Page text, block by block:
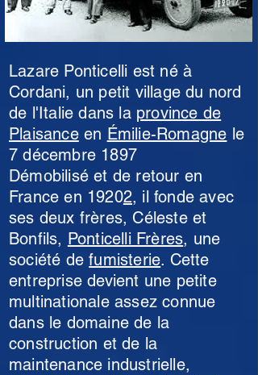
Lazare Ponticelli est né à
Cordani, un petit village du nord
de l'Italie dans la province de
Plaisanceen Émilie-Romagne le
7 décembre 1897
Démobilisé et de retour en
France en 19202, il fonde avec
ses deux frères, Céleste et
Bonfils, Ponticelli Frères, une
société defumisterie. Cette
entreprise devient une petite
multinationale assez connue
dans le domaine de la
construction et de la
maintenance industrielle,